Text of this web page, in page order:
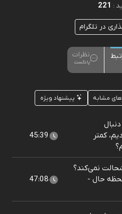
:
221
در تلگرام
نظرات
پادکست
مشابه پیشنهاد ویژه
کمتر
45:39
نمی‌کند؟
حال -
47:08